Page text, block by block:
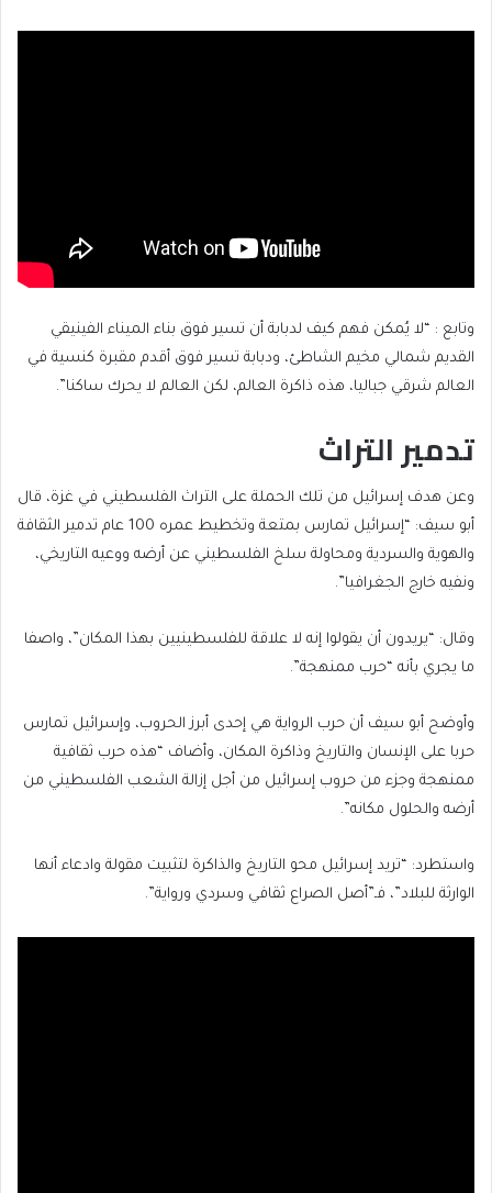
وتابع : “لا يُمكن فهم كيف لدبابة أن تسير فوق بناء الميناء الفينيقي
القديم شمالي مخيم الشاطئ، ودبابة تسير فوق أقدم مقبرة كنسية في
العالم شرقي جباليا، هذه ذاكرة العالم، لكن العالم لا يحرك ساكنا”.
تدمير التراث
وعن هدف إسرائيل من تلك الحملة على التراث الفلسطيني في غزة، قال
أبو سيف: “إسرائيل تمارس بمتعة وتخطيط عمره 100 عام تدمير الثقافة
والهوية والسردية ومحاولة سلخ الفلسطيني عن أرضه ووعيه التاريخي،
ونفيه خارج الجغرافيا”.
وقال: “يريدون أن يقولوا إنه لا علاقة للفلسطينيين بهذا المكان”، واصفا
ما يجري بأنه “حرب ممنهجة”.
وأوضح أبو سيف أن حرب الرواية هي إحدى أبرز الحروب، وإسرائيل تمارس
حربا على الإنسان والتاريخ وذاكرة المكان، وأضاف “هذه حرب ثقافية
ممنهجة وجزء من حروب إسرائيل من أجل إزالة الشعب الفلسطيني من
أرضه والحلول مكانه”.
واستطرد: “تريد إسرائيل محو التاريخ والذاكرة لتثبيت مقولة وادعاء أنها
الوارثة للبلاد”، فـ”أصل الصراع ثقافي وسردي ورواية”.